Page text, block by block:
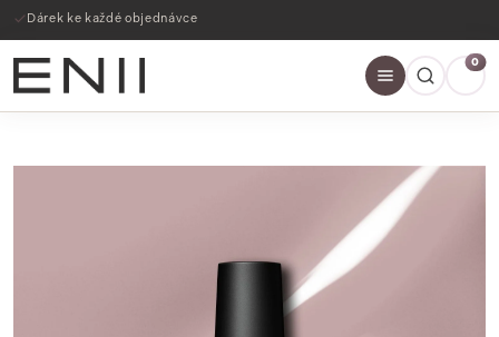
Dárek ke každé objednávce
0